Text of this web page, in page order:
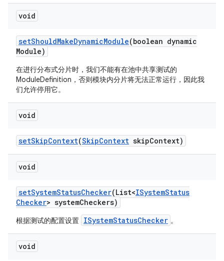
void
setShouldMakeDynamicModule(boolean dynamic
Module)
在进行分布式分片时，我们不能有在池中共享测试的
ModuleDefinition，否则模块内分片将无法正常运行，因此我
们允许停用它。
void
setSkipContext(SkipContext skipContext)
void
setSystemStatusChecker(List<ISystemStatus
Checker> systemCheckers)
根据测试的配置设置 ISystemStatusChecker 。
void